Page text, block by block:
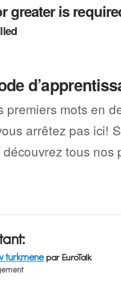
greater is
premiers mots en
arrêtez pas ici!
tous nos
turkmènepar EuroTalk